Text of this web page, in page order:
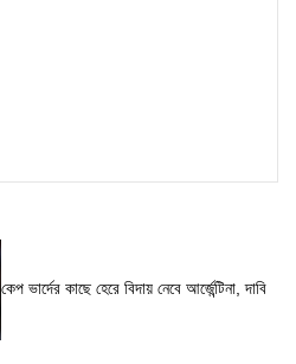
কেপ ভার্দের কাছে হেরে বিদায় নেবে আর্জেন্টিনা, দাবি